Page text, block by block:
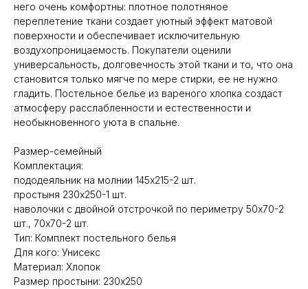
него очень комфортны: плотное полотняное
переплетение ткани создает уютный эффект матовой
поверхности и обеспечивает исключительную
воздухопроницаемость. Покупатели оценили
универсальность, долговечность этой ткани и то, что она
становится только мягче по мере стирки, ее не нужно
гладить. Постельное белье из вареного хлопка создаст
атмосферу расслабленности и естественности и
необыкновенного уюта в спальне.
Размер-семейный
Комплектация:
пододеяльник на молнии 145х215-2 шт.
простыня 230х250-1 шт.
наволочки с двойной отстрочкой по периметру 50х70-2
шт., 70х70-2 шт.
Тип: Комплект постельного белья
Для кого: Унисекс
Материал: Хлопок
Размер простыни: 230х250